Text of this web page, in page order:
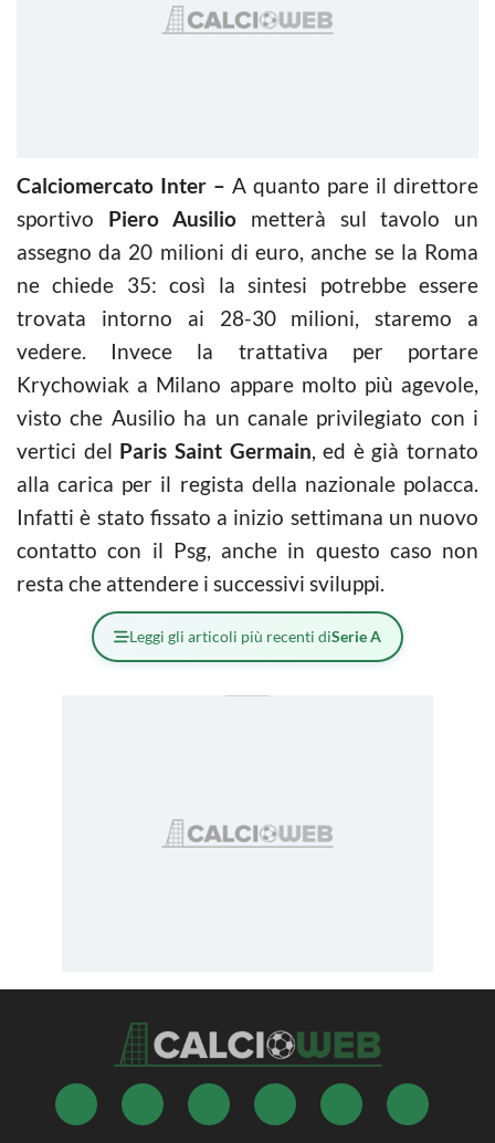
Calciomercato Inter – A quanto pare il direttore
sportivo Piero Ausilio metterà sul tavolo un
assegno da 20 milioni di euro, anche se la Roma
ne chiede 35: così la sintesi potrebbe essere
trovata intorno ai 28-30 milioni, staremo a
vedere. Invece la trattativa per portare
Krychowiak a Milano appare molto più agevole,
visto che Ausilio ha un canale privilegiato con i
vertici del Paris Saint Germain, ed è già tornato
alla carica per il regista della nazionale polacca.
Infatti è stato fissato a inizio settimana un nuovo
contatto con il Psg, anche in questo caso non
resta che attendere i successivi sviluppi.
Leggi gli articoli più recenti diSerie A